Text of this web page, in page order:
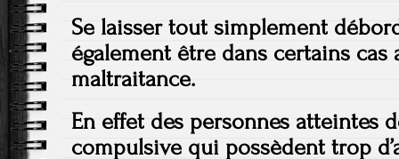
Se laisser tout simplement
également être dans certains cas
maltraitance.
En effet des personnes atteintes
compulsive qui possèdent trop